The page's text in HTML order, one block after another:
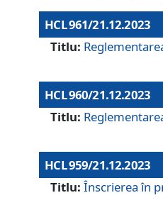
HCL 961/21.12.2023
Titlu:
HCL 960/21.12.2023
Titlu:
HCL 959/21.12.2023
Titlu: Înscrierea în